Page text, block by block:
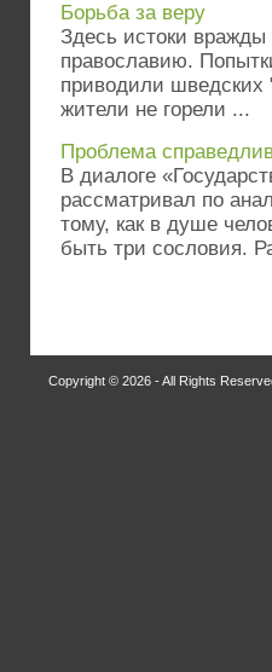
Борьба за веру
Здесь истоки вражды
православию.
приводили шведских
жители не горели ...
Проблема
В диалоге
рассматривал по
тому, как в душе
быть три сословия.
Copyright © 2026 - All Rights